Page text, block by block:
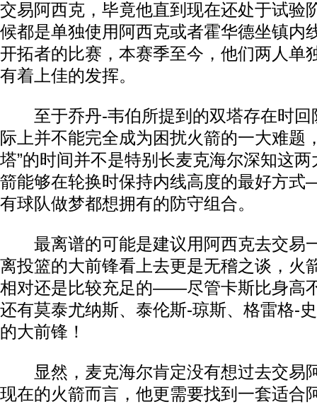
交易阿西克，毕竟他直到现在还处于试验
候都是单独使用阿西克或者霍华德坐镇内
开拓者的比赛，本赛季至今，他们两人单
有着上佳的发挥。
至于乔丹-韦伯所提到的双塔存在时回
际上并不能完全成为困扰火箭的一大难题
塔”的时间并不是特别长麦克海尔深知这
箭能够在轮换时保持内线高度的最好方
有球队做梦都想拥有的防守组合。
最离谱的可能是建议用阿西克去交易
离投篮的大前锋看上去更是无稽之谈，火
相对还是比较充足的——尽管卡斯比身高
还有莫泰尤纳斯、泰伦斯-琼斯、格雷格-
的大前锋！
显然，麦克海尔肯定没有想过去交易
现在的火箭而言，他更需要找到一套适合